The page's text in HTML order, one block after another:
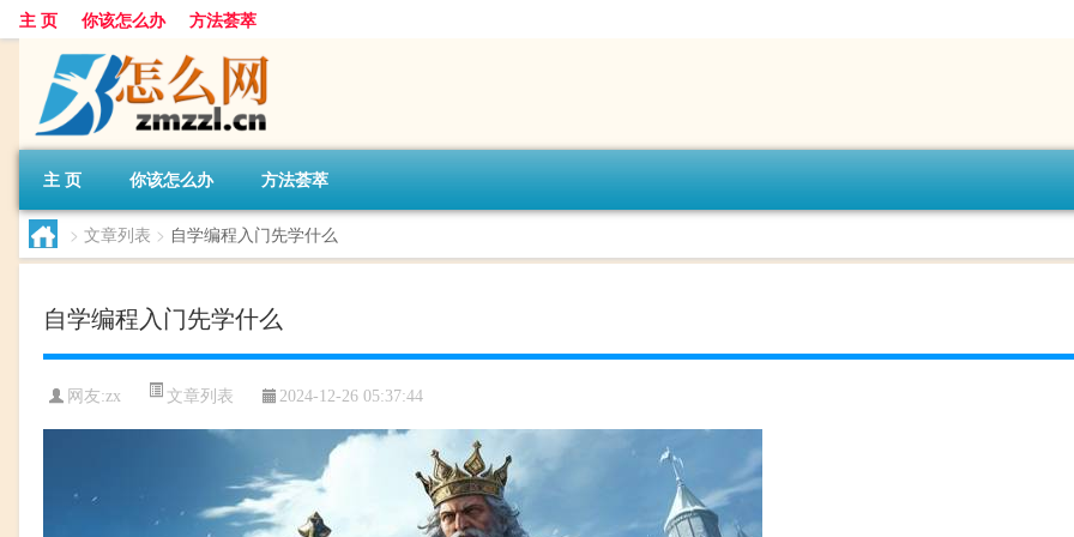
主 页 你该怎么办 方法荟萃
主 页 你该怎么办 方法荟萃
> 文章列表 > 自学编程入门先学什么
自学编程入门先学什么
网友:zx 文章列表 2024-12-26 05:37:44